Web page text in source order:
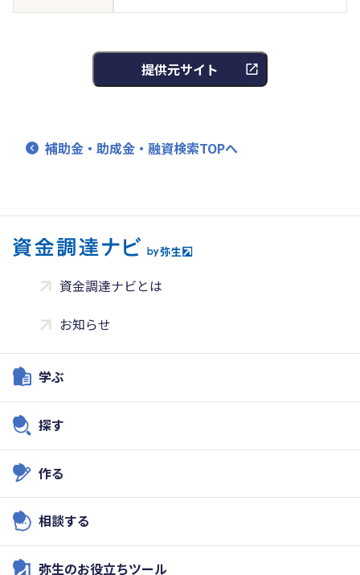
提供元サイト
補助金・助成金・融資検索TOPへ
資金調達ナビとは
お知らせ
学ぶ
探す
作る
相談する
弥生のお役立ちツール